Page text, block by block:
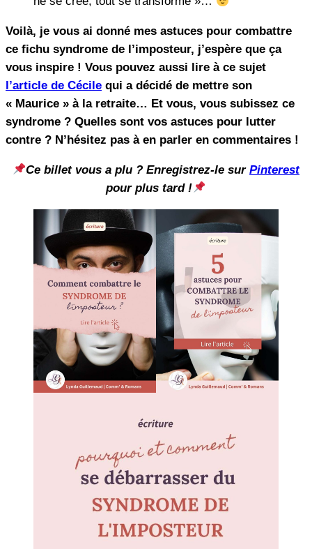
Voilà, je vous ai donné mes astuces pour combattre
ce fichu syndrome de l’imposteur, j’espère que ça
vous inspire ! Vous pouvez aussi lire à ce sujet
l’article de Cécile qui a décidé de mettre son
« Maurice » à la retraite… Et vous, vous subissez ce
syndrome ? Quelles sont vos astuces pour lutter
contre ? N’hésitez pas à en parler en commentaires !
Ce billet vous a plu ? Enregistrez-le surPinterest
pour plus tard !